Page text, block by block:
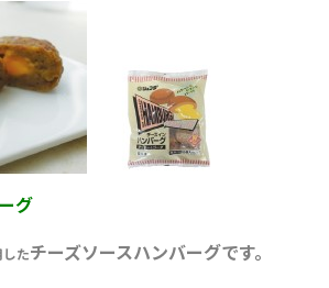
グ
たチーズソースハンバーグです。